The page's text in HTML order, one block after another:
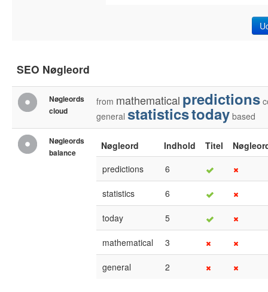
SEO Nøgleord
Nøgleords
cloud
from mathematical predictions
general statisticstoday based
Nøgleords
balance
Nøgleord Indhold Titel
predictions
6
statistics 6
today 5
mathematical 3
general 2